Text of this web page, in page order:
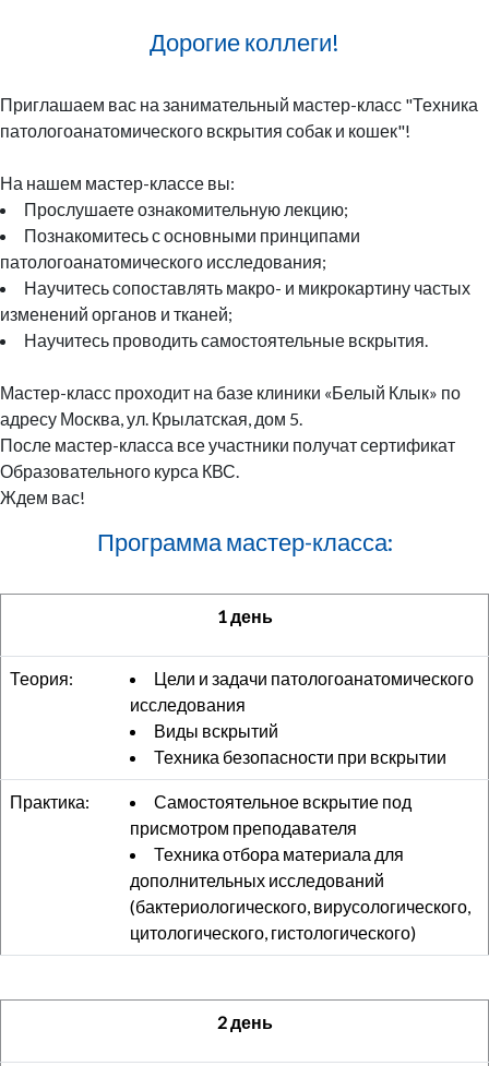
Дорогие коллеги!
Приглашаем вас на занимательный мастер-класс "Техника
патологоанатомического вскрытия собак и кошек"!
На нашем мастер-классе вы:
Прослушаете ознакомительную лекцию;
Познакомитесь с основными принципами
патологоанатомического исследования;
Научитесь сопоставлять макро- и микрокартину частых
изменений органов и тканей;
Научитесь проводить самостоятельные вскрытия.
Мастер-класс проходит на базе клиники «Белый Клык» по
адресу Москва, ул. Крылатская, дом 5.
После мастер-класса все участники получат сертификат
Образовательного курса КВС.
Ждем вас!
Программа мастер-класса:
1 день
Теория:
Цели и задачи патологоанатомического
исследования
Виды вскрытий
Техника безопасности при вскрытии
Практика:
Самостоятельное вскрытие под
присмотром преподавателя
Техника отбора материала для
дополнительных исследований
(бактериологического, вирусологического,
цитологического, гистологического)
2 день